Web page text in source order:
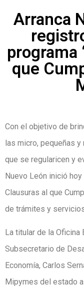
Arranca
programa
que
Con el objetivo de
las micro, pequeñas
que se regularicen y
Nuevo León inició
Clausuras al que
de trámites y
La titular de la Oficina
Subsecretario de
Economía, Carlos
Mipymes del estado